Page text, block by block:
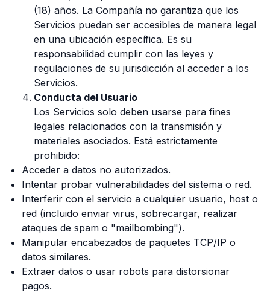
(18) años. La Compañía no garantiza que los
Servicios puedan ser accesibles de manera legal
en una ubicación específica. Es su
responsabilidad cumplir con las leyes y
regulaciones de su jurisdicción al acceder a los
Servicios.
Conducta del Usuario
Los Servicios solo deben usarse para fines
legales relacionados con la transmisión y
materiales asociados. Está estrictamente
prohibido:
Acceder a datos no autorizados.
Intentar probar vulnerabilidades del sistema o red.
Interferir con el servicio a cualquier usuario, host o
red (incluido enviar virus, sobrecargar, realizar
ataques de spam o "mailbombing").
Manipular encabezados de paquetes TCP/IP o
datos similares.
Extraer datos o usar robots para distorsionar
pagos.